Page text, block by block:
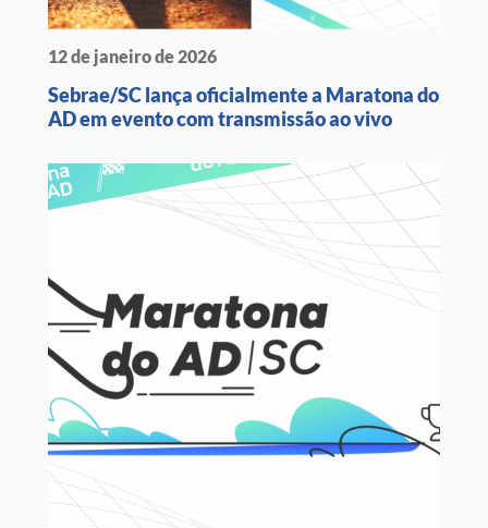
12 de janeiro de 2026
Sebrae/SC lança oficialmente a Maratona do
AD em evento com transmissão ao vivo